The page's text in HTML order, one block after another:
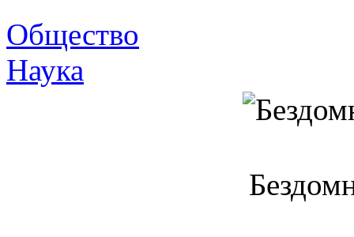
Общество
Наука